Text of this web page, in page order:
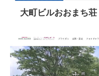
大町ビルおおまち荘